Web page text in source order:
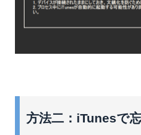
方法二：iTunesで